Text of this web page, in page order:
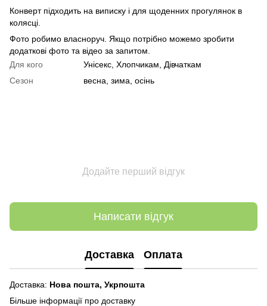
Конверт підходить на виписку і для щоденних прогулянок в
колясці.
Фото робимо власноруч. Якщо потрібно можемо зробити
додаткові фото та відео за запитом.
Для кого
Унісекс, Хлопчикам, Дівчаткам
Сезон
весна, зима, осінь
Додайте перший відгук
Написати відгук
Доставка Оплата
Доставка: Нова пошта, Укрпошта
Більше інформації про доставку